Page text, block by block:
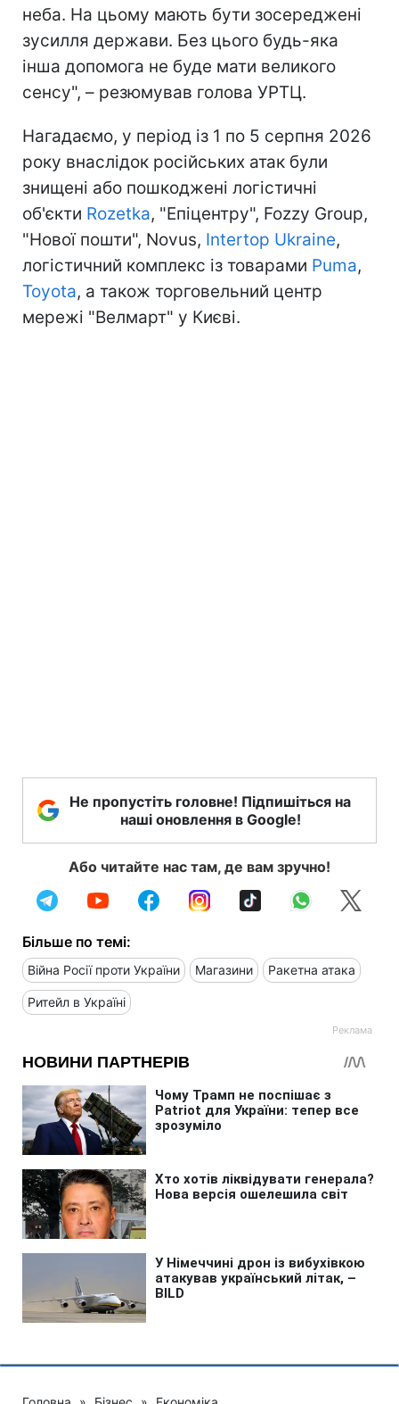
неба. На цьому мають бути зосереджені
зусилля держави. Без цього будь-яка
інша допомога не буде мати великого
сенсу", – резюмував голова УРТЦ.
Нагадаємо, у період із 1 по 5 серпня 2026
року внаслідок російських атак були
знищені або пошкоджені логістичні
об'єкти Rozetka, "Епіцентру", Fozzy Group,
"Нової пошти", Novus, Intertop Ukraine,
логістичний комплекс із товарами Puma,
Toyota, а також торговельний центр
мережі "Велмарт" у Києві.
Не пропустіть головне! Підпишіться на
наші оновлення в Google!
Або читайте нас там, де вам зручно!
Більше по темі:
Війна Росії проти України Магазини Ракетна атака
Ритейл в Україні